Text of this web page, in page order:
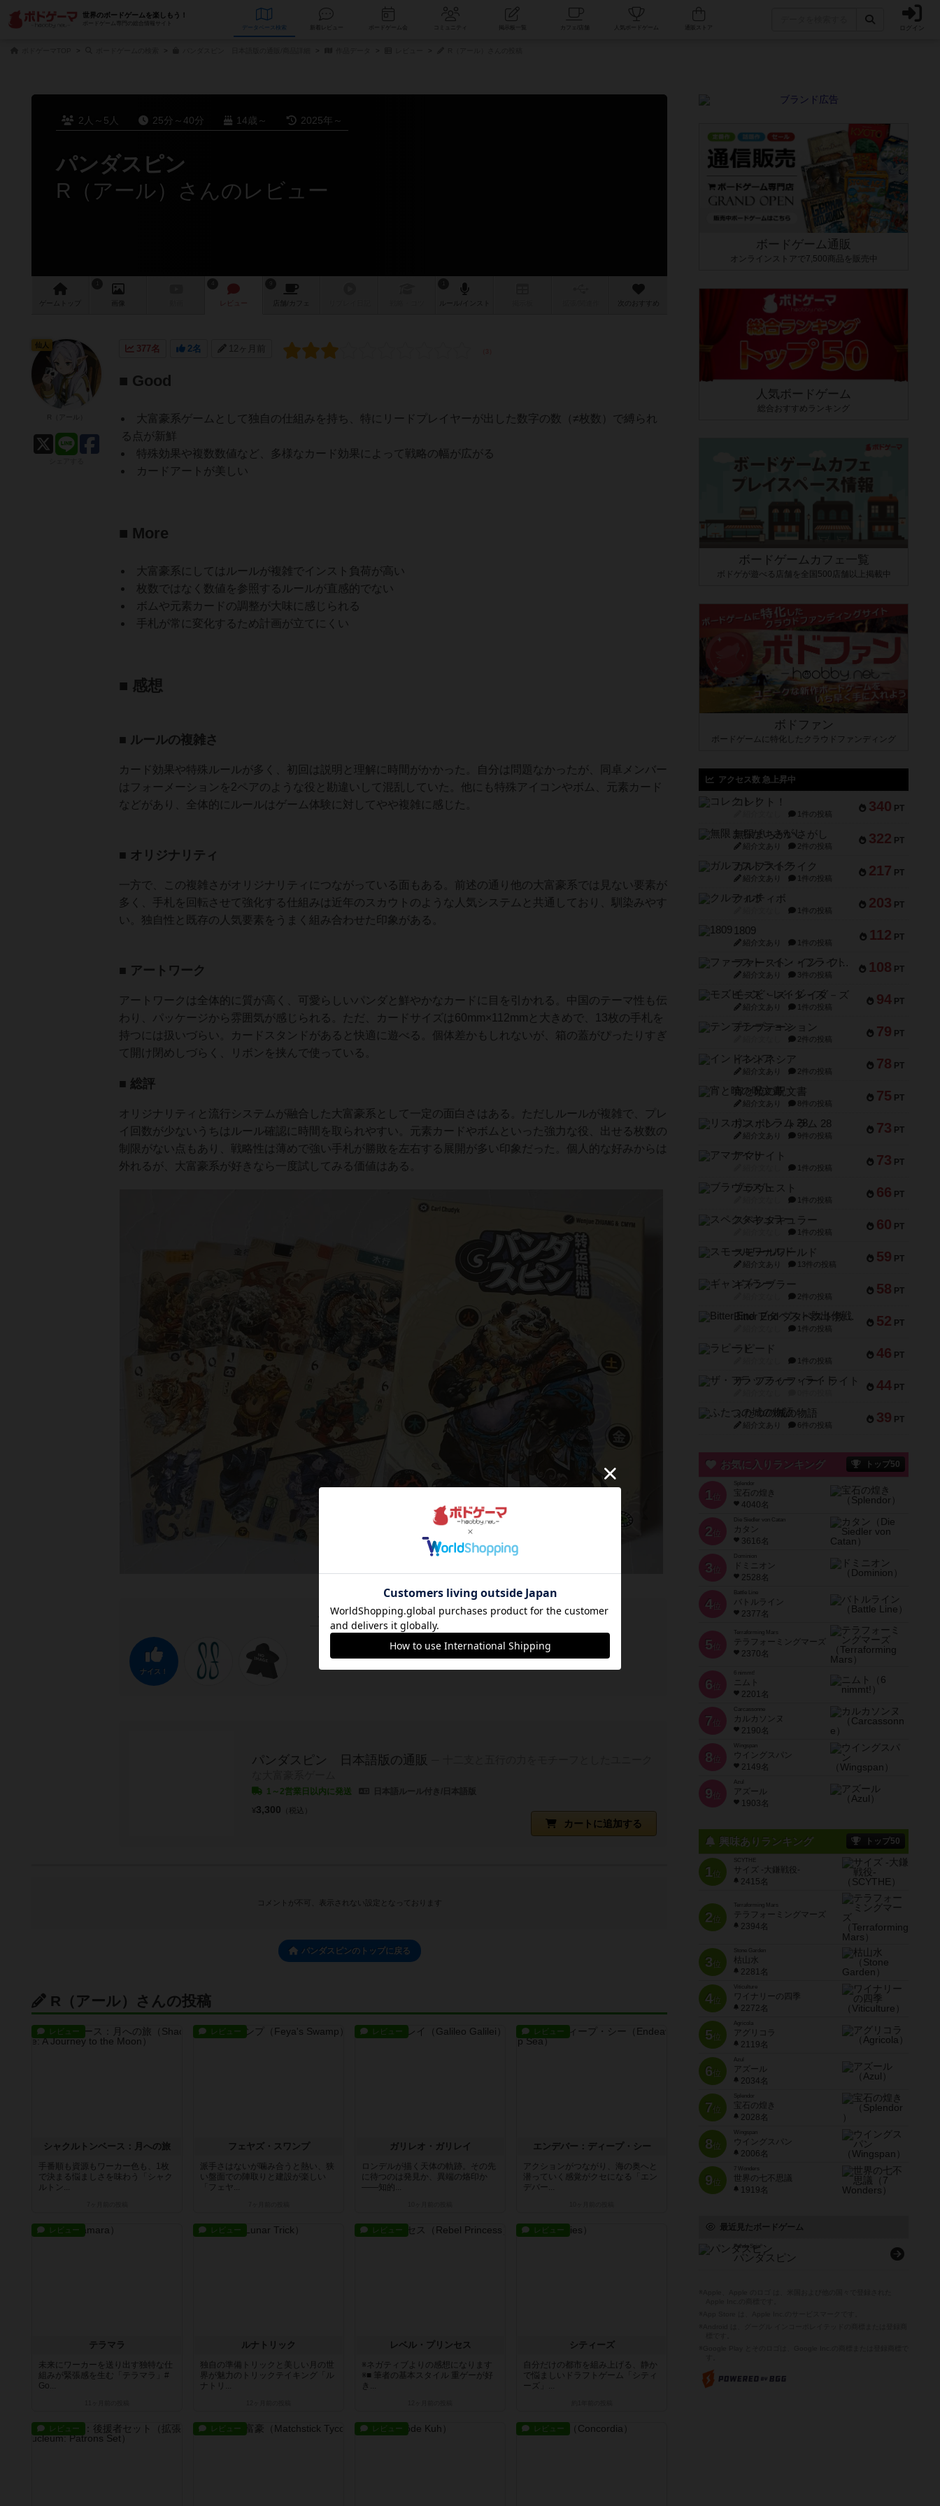
世界のボードゲームを楽しもう！
ボードゲーム専門の総合情報サイト
データベース コミュニティ 人気ボードゲーム ログイン
2人～5人 25分～40分 14歳～ 2025年～
パンダスピン
R（アール）さんのレビュー
ゲーム 画像 レビュー 店舗/ カフェ 次のおすすめ
377名 2名 12ヶ月前
■ Good
大富豪系ゲームとして独自の仕組みを持ち、特にリードプレイヤーが出した数字の数（≠枚数）で縛られ
る点が新鮮
特殊効果や複数数値など、多様なカード効果によって戦略の幅が広がる
カードアートが美しい
■ More
大富豪系にしてはルールが複雑でインスト負荷が高い
枚数ではなく数値を参照するルールが直感的でない
ボムや元素カードの調整が大味に感じられる
手札が常に変化するため計画が立てにくい
■ 感想
■ ルールの複雑さ
カード効果や特殊ルールが多く、初回は説明と理解に時間がかかった。自分は問題なかったが、同卓メンバー
はフォーメーションを2ペアのような役と勘違いして混乱していた。他にも特殊アイコンやボム、元素カード
などがあり、全体的にルールはゲーム体験に対してやや複雑に感じた。
■ オリジナリティ
一方で、この複雑さがオリジナリティにつながっている面もある。前述の通り他の大富豪系では見ない要素が
多く、手札を回転させて強化する仕組みは近年のスカウトのような人気システムと共通しており、馴染みやす
い。独自性と既存の人気要素をうまく組み合わせた印象がある。
■ アートワーク
アートワークは全体的に質が高く、可愛らしいパンダと鮮やかなカードに目を引かれる。中国のテーマ性も伝
わり、パッケージから雰囲気が感じられる。ただ、カードサイズは60mm×112mmと大きめで、13枚の手札を
持つには扱いづらい。カードスタンドがあると快適に遊べる。個体差かもしれないが、箱の蓋がぴったりすぎ
て開け閉めしづらく、リボンを挟んで使っている。
■ 総評
オリジナリティと流行システムが融合した大富豪系として一定の面白さはある。ただしルールが複雑で、プレ
イ回数が少ないうちはルール確認に時間を取られやすい。元素カードやボムといった強力な役、出せる枚数の
制限がない点もあり、戦略性は薄めで強い手札が勝敗を左右する展開が多い印象だった。個人的な好みからは
外れるが、大富豪系が好きなら一度試してみる価値はある。
この投稿に2名がナイス！しました
ナイス！
パンダスピン 日本語版の通販
1～2営業日以内に発送
カートに追加する
¥3,300 （税込）
仙人
コメントが不可、表示されない設定となっております
パンダスピンのトップに戻る
R（アール）さんの投稿
レビュー
シャクルトンベース：月への旅
手番順も資源もワーカー色も、1枚
で決まる悩ましさを味わう「シャク
ルトン...
レビュー
フェヤズ・スワンプ
派手さはないが噛み合うと熱い、狭
い盤面での陣取りと建設が楽しい
「フェヤ...
レビュー
ガリレオ・ガリレイ
ロンデルが描く天体の軌跡。その先
に待つのは発見か、異端の烙印か
――知的...
レビュー
エンデバー：ディープ・シー
アクションがつながり、海の奥へと
潜っていく感覚がクセになる「エン
デバー...
レビュー
テラマラ
未来にワーカーを送り出す独特な仕
組みが緊張感を生む「テラマラ」#
Go...
レビュー
ルナトリック
独自の準備トリックと美しい月の世
界が魅力のトリックテイキング「ル
ナトリ...
レビュー
レベル・プリンセス
※ネガティブよりの感想になります
※■ 筆者の基本スタイル 重ゲーが好
き...
レビュー
シティーズ
自分だけの都市を組み上げる、静か
で悩ましいドラフトゲーム「シティ
ーズ」...
レビュー レビュー レビュー レビュー
ボードゲーム通販
オンラインストアで7,500商品を販売中
人気ボードゲーム
総合おすすめランキング
ボードゲームカフェ一覧
ボドゲが遊べる店舗を全国500店舗以上掲載中
ボドファン
ボードゲームに特化したクラウドファンディング
アクセス数 急上昇中
340 PT
コレクト！
1件の投稿
322 PT
無限まちがいさがし
紹介文あり 2件の投稿
217 PT
ガルフストライク
紹介文あり 1件の投稿
203 PT
クルティボ
1件の投稿
112 PT
1809
紹介文あり 1件の投稿
108 PT
ファースト・イン・フライト
紹介文あり 3件の投稿
94 PT
モズビ－ズ・レイダ－ズ
紹介文あり 1件の投稿
79 PT
テンプテーション
2件の投稿
78 PT
インドネシア
紹介文あり 2件の投稿
75 PT
宵と暁の呪文書
紹介文あり 8件の投稿
73 PT
リスボン・トラム 28
紹介文あり 9件の投稿
73 PT
アマナイト
1件の投稿
66 PT
ブラヴェスト
1件の投稿
60 PT
スペクタキュラー
1件の投稿
59 PT
スモールワールド
紹介文あり 13件の投稿
58 PT
ギャンブラー
2件の投稿
52 PT
Bitter End ブタペスト救出作戦
1件の投稿
46 PT
ラピード
1件の投稿
44 PT
ザ・フラッフィー・ライト
39 PT
ふたつの城の物語
紹介文あり 6件の投稿
お気に入りランキング トップ50
1 位
宝石の煌き
4040名
2 位
Die Siedler von Catan
カタン
3616名
3 位
ドミニオン
2528名
4位
Battle Line
バトルライン
2377名
5 位
Terraforming Mars
テラフォーミングマーズ
2370名
6 位
ニムト
2201名
7 位
Carcassonne
カルカソンヌ
2190名
8 位
Wingspan
ウイングスパン
2149名
9 位
Azul
アズール
1903名
興味ありランキング トップ50
1位
SCYTHE
サイズ -大鎌戦役-
2415名
2位
Terraforming Mars
テラフォーミングマーズ
2394名
3位
Stone Garden
枯山水
2281名
4位
Viticulture
ワイナリーの四季
2272名
5位
Agricola
アグリコラ
2119名
6位
Azul
アズール
2034名
7位
宝石の煌き
2028名
8位
Wingspan
ウイングスパン
2006名
9位
7 Wonders
世界の七不思議
1919名
最近見たボードゲーム
Panda Spin
パンダスピン